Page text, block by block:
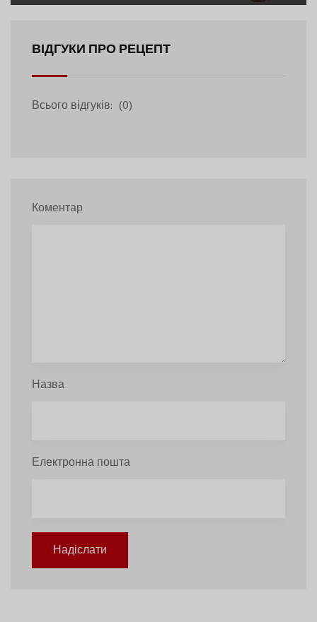
ВІДГУКИ ПРО РЕЦЕПТ
Всього відгуків: (0)
Коментар
Назва
Електронна пошта
Надіслати